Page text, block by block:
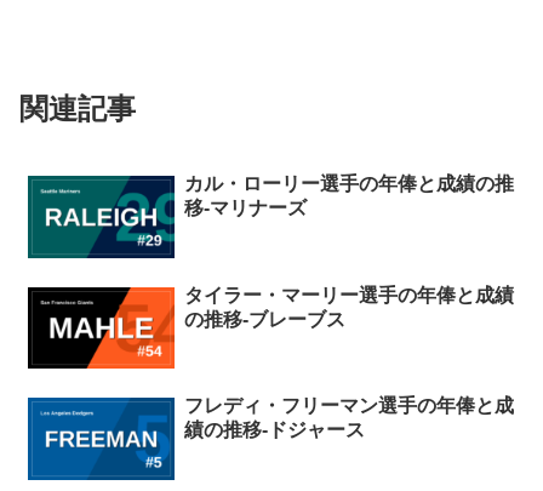
関連記事
カル・ローリー選手の年俸と成績の推
移-マリナーズ
タイラー・マーリー選手の年俸と成績
の推移-ブレーブス
フレディ・フリーマン選手の年俸と成
績の推移-ドジャース